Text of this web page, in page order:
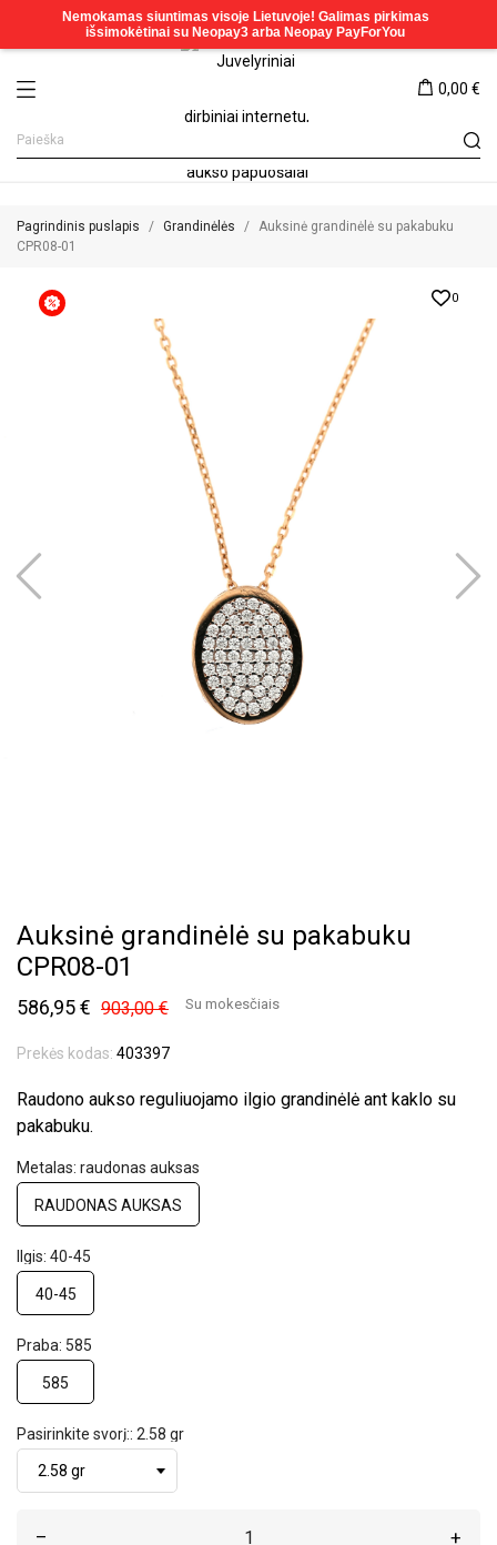
0,00 €
Pagrindinis puslapis Grandinėlės
Auksinė grandinėlė su pakabuku
CPR08-01
0
Auksinė grandinėlė su pakabuku
CPR08-01
586,95 € 903,00 € Su mokesčiais
Prekės kodas: 403397
Raudono aukso reguliuojamo ilgio grandinėlė ant kaklo su
pakabuku.
Metalas: raudonas auksas
RAUDONAS AUKSAS
Ilgis: 40-45
40-45
Praba: 585
585
Pasirinkite svorį:: 2.58 gr
– +